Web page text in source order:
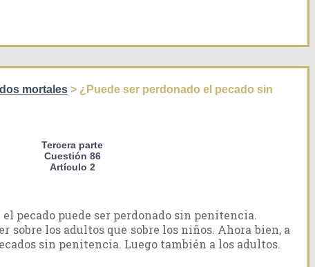
mortales> ¿Puede ser perdonado el pecado sin
Tercera parte
Cuestión 86
Artículo 2
el pecado puede ser perdonado sin penitencia.
sobre los adultos que sobre los niños. Ahora bien, a
sin penitencia. Luego también a los adultos.